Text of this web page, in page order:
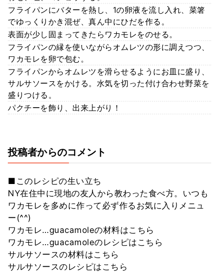
フライパンにバターを熱し、1の卵液を流し入れ、菜箸
でゆっくりかき混ぜ、真ん中にひだを作る。
表面が少し固まってきたらワカモレをのせる。
フライパンの縁を使いながらオムレツの形に調えつつ、
ワカモレを卵で包む。
フライパンからオムレツを滑らせるようにお皿に盛り、
サルサソースをかける。水気を切った付け合わせ野菜を
盛りつける。
パクチーを飾り、出来上がり！
投稿者からのコメント
■このレシピの生い立ち
NY在住中に現地の友人から教わった食べ方。いつも
ワカモレを多めに作って必ず作るお気に入りメニュ
ー(^^)
ワカモレ…guacamoleの材料はこちら
ワカモレ…guacamoleのレシピはこちら
サルサソースの材料はこちら
サルサソースのレシピはこちら